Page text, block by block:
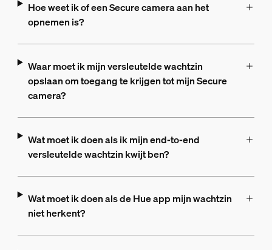
Hoe weet ik of een Secure camera aan het
opnemen is?
Waar moet ik mijn versleutelde wachtzin
opslaan om toegang te krijgen tot mijn Secure
camera?
Wat moet ik doen als ik mijn end-to-end
versleutelde wachtzin kwijt ben?
Wat moet ik doen als de Hue app mijn wachtzin
niet herkent?